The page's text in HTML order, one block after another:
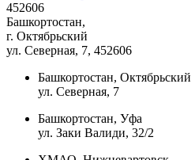
452606
Башкортостан,
г. Октябрьский
ул. Северная, 7, 452606
Башкортостан, Октябрьский
ул. Северная, 7
Башкортостан, Уфа
ул. Заки Валиди, 32/2